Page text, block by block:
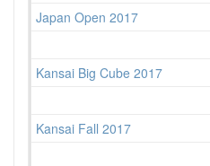
Japan Open 2017
Kansai Big Cube 2017
Kansai Fall 2017